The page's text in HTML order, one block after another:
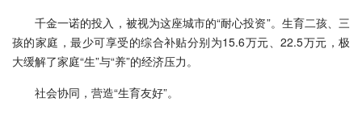
千金一诺的投入，被视为这座城市的“耐心投资”。生育二孩、三
孩的家庭，最少可享受的综合补贴分别为15.6万元、22.5万元，极
大缓解了家庭“生”与“养”的经济压力。
社会协同，营造“生育友好”。